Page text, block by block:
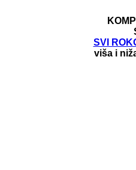
SVI
viša i